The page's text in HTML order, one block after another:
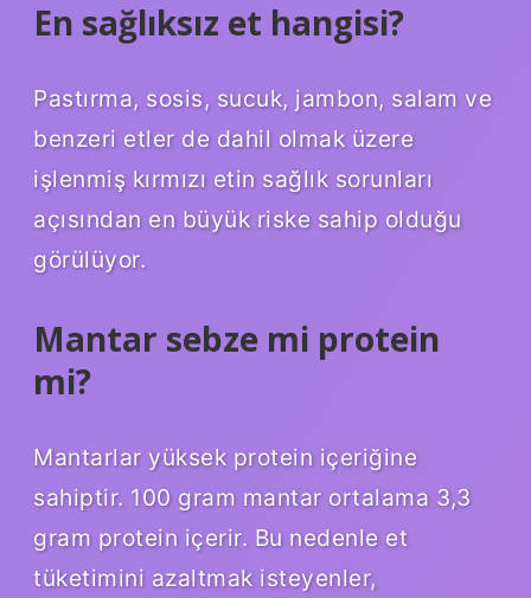
En sağlıksız et hangisi?
Pastırma, sosis, sucuk, jambon, salam ve
benzeri etler de dahil olmak üzere
işlenmiş kırmızı etin sağlık sorunları
açısından en büyük riske sahip olduğu
görülüyor.
Mantar sebze mi protein
mi?
Mantarlar yüksek protein içeriğine
sahiptir. 100 gram mantar ortalama 3,3
gram protein içerir. Bu nedenle et
tüketimini azaltmak isteyenler,